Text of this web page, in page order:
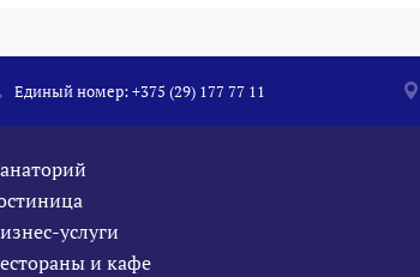
Единый номер:+375 (29) 177 77 11
услуги
и кафе